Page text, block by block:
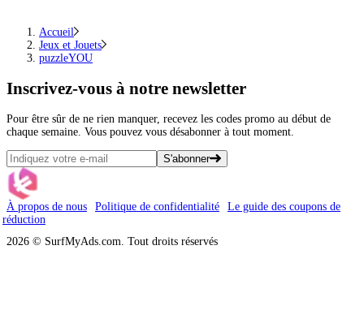
Accueil
Jeux et Jouets
puzzleYOU
Inscrivez-vous à notre newsletter
Pour être sûr de ne rien manquer, recevez les codes promo au début de
chaque semaine. Vous pouvez vous désabonner à tout moment.
S'abonner
À propos de nous Politique de confidentialité
Le guide des coupons de
réduction
2026 © SurfMyAds.com. Tout droits réservés